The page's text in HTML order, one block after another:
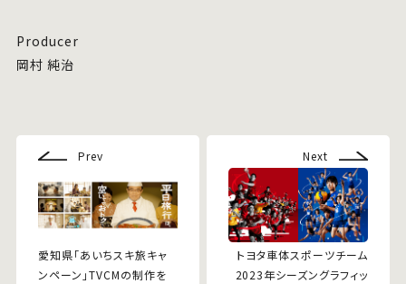
Producer
岡村 純治
愛知県「あいちスキ旅キャ
ンペーン」TVCMの制作を
Prev
トヨタ車体スポーツチーム
2023年シーズングラフィッ
Next